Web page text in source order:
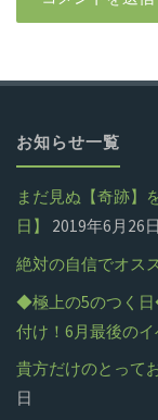
お知らせ一覧
まだ見ぬ【奇跡】
日】
2019年6月26日
絶対の自信でオス
◆極上の5のつく
付け！6月最後の
貴方だけのとって
日